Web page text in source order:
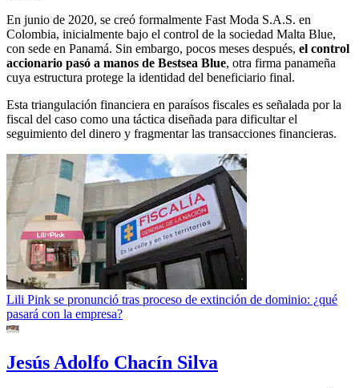
En junio de 2020, se creó formalmente Fast Moda S.A.S. en
Colombia, inicialmente bajo el control de la sociedad Malta Blue,
con sede en Panamá. Sin embargo, pocos meses después, el control
accionario pasó a manos de Bestsea Blue, otra firma panameña
cuya estructura protege la identidad del beneficiario final.
Esta triangulación financiera en paraísos fiscales es señalada por la
fiscal del caso como una táctica diseñada para dificultar el
seguimiento del dinero y fragmentar las transacciones financieras.
Lili Pink se pronunció tras proceso de extinción de dominio: ¿qué
pasará con la empresa?
Jesús Adolfo Chacín Silva